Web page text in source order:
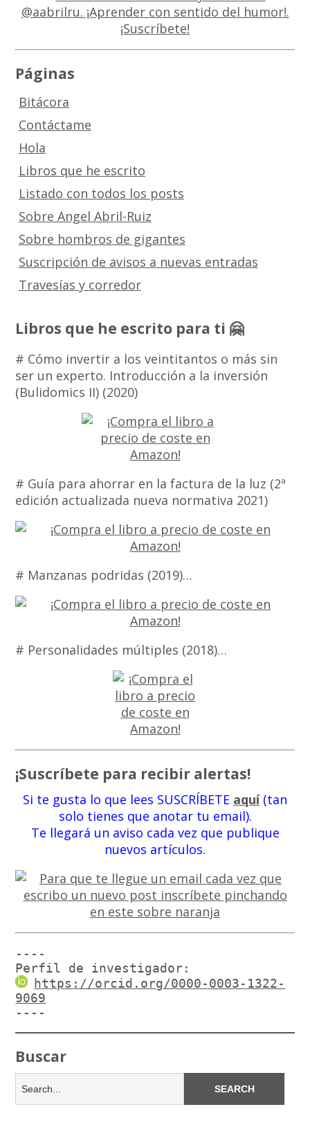
Páginas
Bitácora
Contáctame
Hola
Libros que he escrito
Listado con todos los posts
Sobre Angel Abril-Ruiz
Sobre hombros de gigantes
Suscripción de avisos a nuevas entradas
Travesías y corredor
Libros que he escrito para ti 🤗
# Cómo invertir a los veintitantos o más sin
ser un experto. Introducción a la inversión
(Bulidomics II) (2020)
# Guía para ahorrar en la factura de la luz (2ª
edición actualizada nueva normativa 2021)
# Manzanas podridas (2019)…
# Personalidades múltiples (2018)…
¡Suscríbete para recibir alertas!
Si te gusta lo que lees SUSCRÍBETE aquí(tan
solo tienes que anotar tu email).
Te llegará un aviso cada vez que publique
nuevos artículos.
----
Perfil de investigador:
https://orcid.org/0000-0003-1322-
9069
----
Buscar